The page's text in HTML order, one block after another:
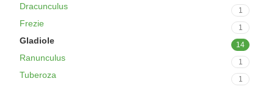
Dracunculus 1
Frezie 1
Gladiole 14
Ranunculus 1
Tuberoza 1